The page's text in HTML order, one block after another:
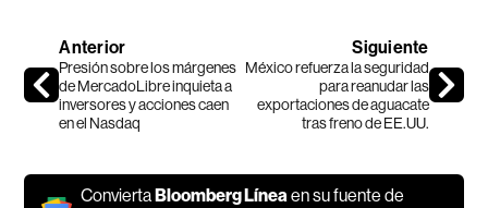
Anterior
Presión sobre los márgenes
de MercadoLibre inquieta a
inversores y acciones caen
en el Nasdaq
Siguiente
México refuerza la seguridad
para reanudar las
exportaciones de aguacate
tras freno de EE.UU.
ConviertaBloomberg Líneaen su fuente de